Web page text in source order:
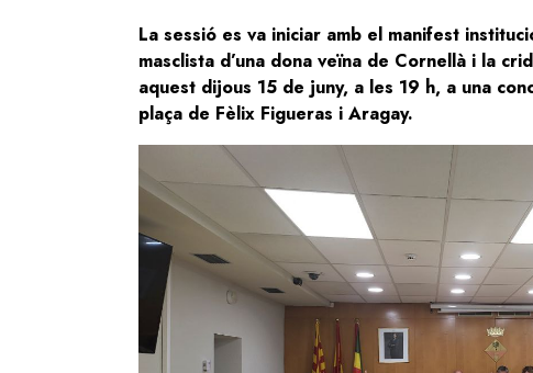
La sessió es va iniciar amb el manifest
masclista d’una dona veïna de Cornellà i la
aquest dijous 15 de juny, a les 19 h, a una
plaça de Fèlix Figueras i Aragay.